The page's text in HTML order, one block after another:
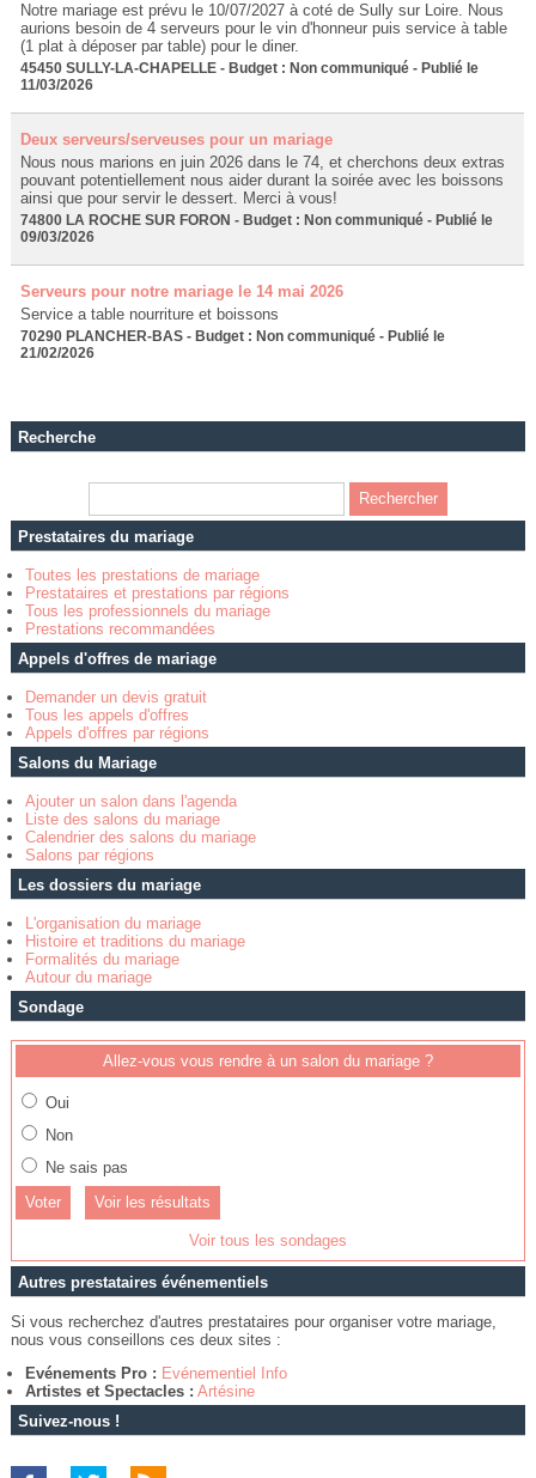
Notre mariage est prévu le 10/07/2027 à coté de Sully sur Loire. Nous
aurions besoin de 4 serveurs pour le vin d'honneur puis service à table
(1 plat à déposer par table) pour le diner.
45450 SULLY-LA-CHAPELLE - Budget : Non communiqué - Publié le
11/03/2026
Deux serveurs/serveuses pour un mariage
Nous nous marions en juin 2026 dans le 74, et cherchons deux extras
pouvant potentiellement nous aider durant la soirée avec les boissons
ainsi que pour servir le dessert. Merci à vous!
74800 LA ROCHE SUR FORON - Budget : Non communiqué - Publié le
09/03/2026
Serveurs pour notre mariage le 14 mai 2026
Service a table nourriture et boissons
70290 PLANCHER-BAS - Budget : Non communiqué - Publié le
21/02/2026
Recherche
Prestataires du mariage
Toutes les prestations de mariage
Prestataires et prestations par régions
Tous les professionnels du mariage
Prestations recommandées
Appels d'offres de mariage
Demander un devis gratuit
Tous les appels d'offres
Appels d'offres par régions
Salons du Mariage
Ajouter un salon dans l'agenda
Liste des salons du mariage
Calendrier des salons du mariage
Salons par régions
Les dossiers du mariage
L'organisation du mariage
Histoire et traditions du mariage
Formalités du mariage
Autour du mariage
Sondage
Allez-vous vous rendre à un salon du mariage ?
Oui
Non
Ne sais pas
Voir les résultats
Voir tous les sondages
Autres prestataires événementiels
Si vous recherchez d'autres prestataires pour organiser votre mariage,
nous vous conseillons ces deux sites :
Evénements Pro : Evénementiel Info
Artistes et Spectacles : Artésine
Suivez-nous !